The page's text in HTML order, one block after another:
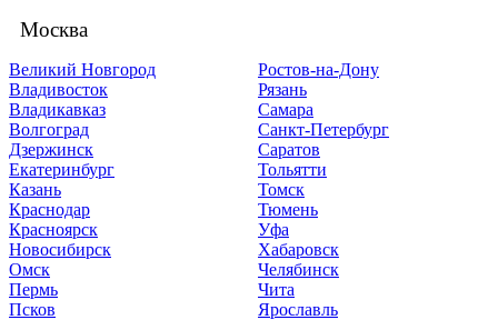
Москва
Великий Новгород
Владивосток
Владикавказ
Волгоград
Дзержинск
Екатеринбург
Казань
Краснодар
Красноярск
Новосибирск
Омск
Пермь
Псков
Ростов-на-Дону
Рязань
Самара
Санкт-Петербург
Саратов
Тольятти
Томск
Тюмень
Уфа
Хабаровск
Челябинск
Чита
Ярославль